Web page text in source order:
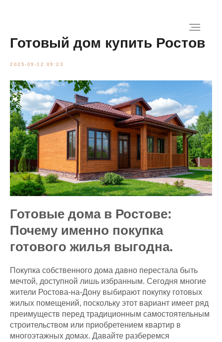
Готовый дом купить Ростов
2025-09-12 09:23
Готовые дома в Ростове:
Почему именно покупка
готового жилья выгодна.
Покупка собственного дома давно перестала быть
мечтой, доступной лишь избранным. Сегодня многие
жители Ростова-на-Дону выбирают покупку готовых
жилых помещений, поскольку этот вариант имеет ряд
преимуществ перед традиционным самостоятельным
строительством или приобретением квартир в
многоэтажных домах. Давайте разберемся